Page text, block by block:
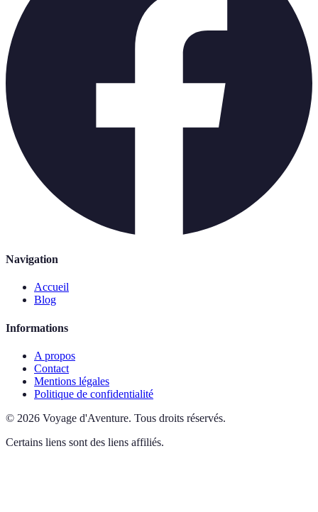
Navigation
Accueil
Blog
Informations
A propos
Contact
Mentions légales
Politique de confidentialité
© 2026 Voyage d'Aventure. Tous droits réservés.
Certains liens sont des liens affiliés.